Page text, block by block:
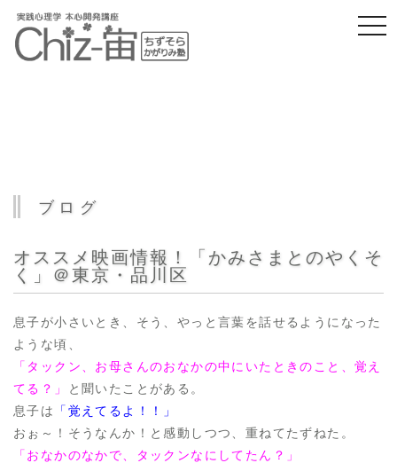
ブログ
オススメ映画情報！「かみさまとのやくそ
く」＠東京・品川区
息子が小さいとき、そう、やっと言葉を話せるようになった
ような頃、
「タックン、お母さんのおなかの中にいたときのこと、覚え
てる？」
と聞いたことがある。
息子は
「覚えてるよ！！」
おぉ～！そうなんか！と感動しつつ、重ねてたずねた。
「おなかのなかで、タックンなにしてたん？」